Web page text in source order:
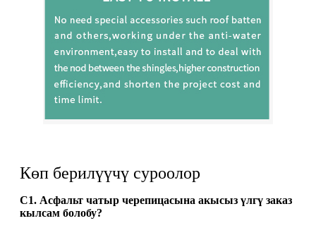
Көп берилүүчү суроолор
С1. Асфальт чатыр черепицасына акысыз үлгү заказ
кылсам болобу?